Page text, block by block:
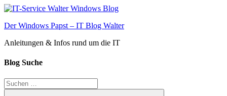
Zum
springen
Der Windows Papst – IT Blog Walter
Anleitungen & Infos rund um die IT
Blog Suche
Suchen
nach: